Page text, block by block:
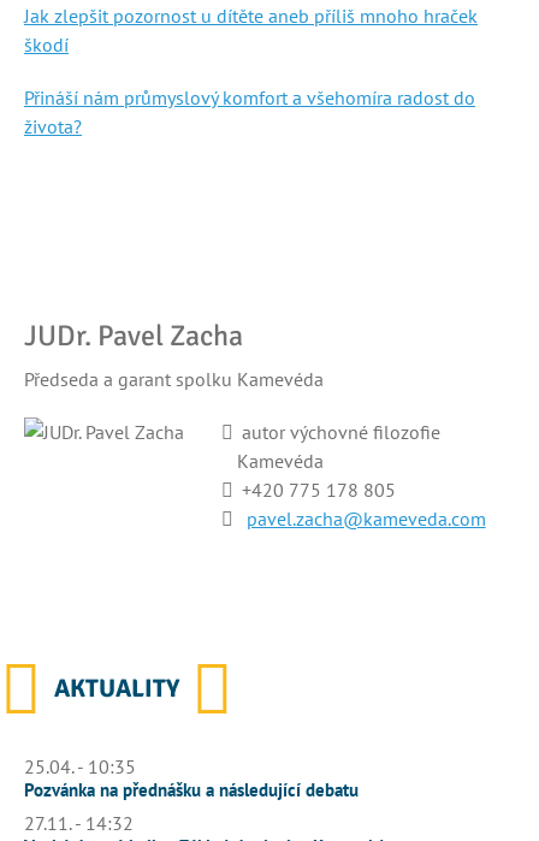
Jak zlepšit pozornost u dítěte aneb příliš mnoho hraček
škodí
Přináší nám průmyslový komfort a všehomíra radost do
života?
JUDr. Pavel Zacha
Předseda a garant spolku Kamevéda
autor výchovné filozofie
Kamevéda
+420 775 178 805
pavel.zacha@kameveda.com
AKTUALITY
25.04. - 10:35
Pozvánka na přednášku a následující debatu
27.11. - 14:32